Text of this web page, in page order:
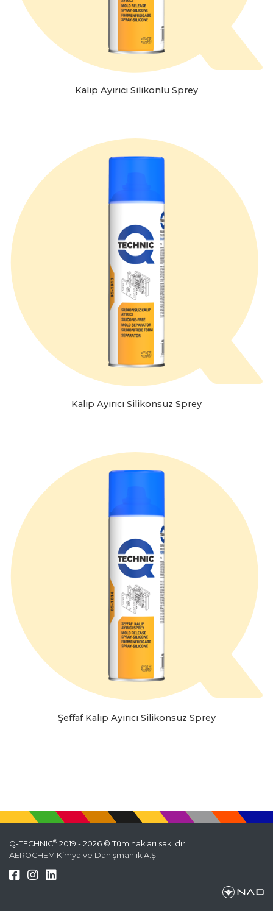
Kalıp Ayırıcı Silikonlu Sprey
Kalıp Ayırıcı Silikonsuz Sprey
Şeffaf Kalıp Ayırıcı Silikonsuz Sprey
Q-TECHNIC® 2019 - 2026 © Tüm hakları saklıdır.
AEROCHEM Kimya ve Danışmanlık A.Ş.